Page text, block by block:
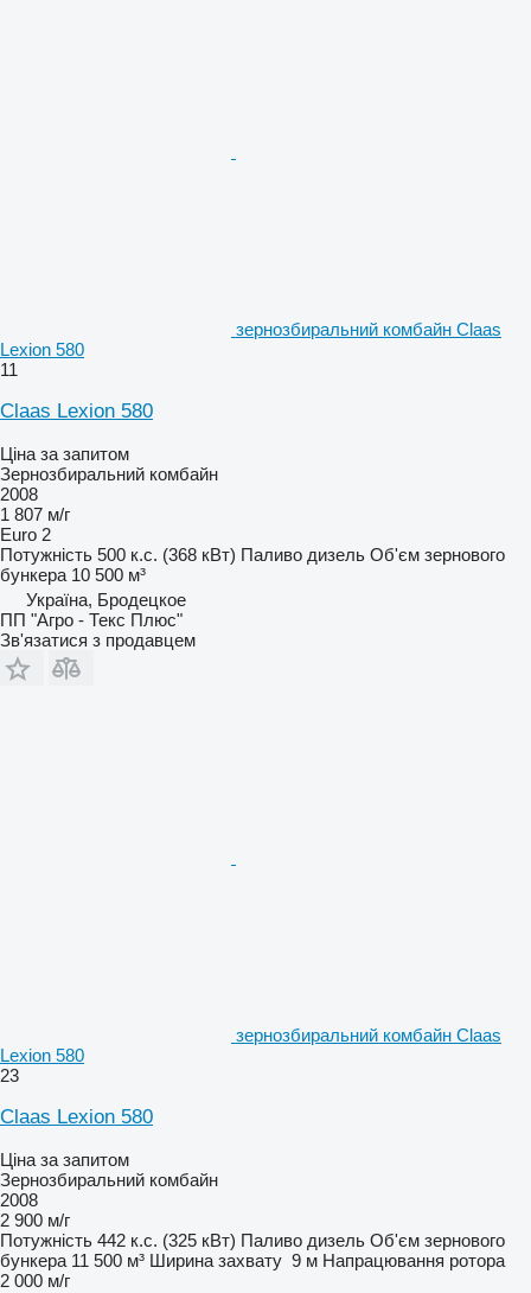
зернозбиральний комбайн Claas
Lexion 580
11
Claas Lexion 580
Ціна за запитом
Зернозбиральний комбайн
2008
1 807 м/г
Euro 2
Потужність 500 к.с. (368 кВт) Паливо дизель Об'єм зернового
бункера 10 500 м³
Україна, Бродецкое
ПП "Агро - Текс Плюс"
Зв'язатися з продавцем
зернозбиральний комбайн Claas
Lexion 580
23
Claas Lexion 580
Ціна за запитом
Зернозбиральний комбайн
2008
2 900 м/г
Потужність 442 к.с. (325 кВт) Паливо дизель Об'єм зернового
бункера 11 500 м³ Ширина захвату 9 м Напрацювання ротора
2 000 м/г